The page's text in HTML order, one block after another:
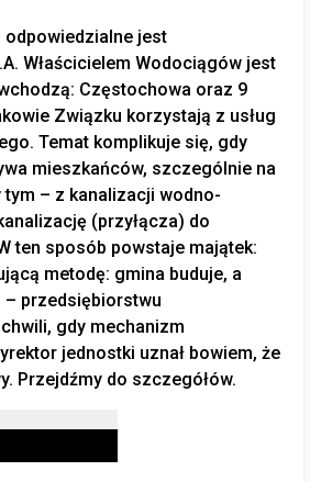
jest
Właścicielem Wodociągów jest
Częstochowa oraz 9
Związku korzystają z usług
Temat komplikuje się, gdy
mieszkańców, szczególnie na
– z kanalizacji wodno-
(przyłącza) do
ten sposób powstaje majątek:
metodę: gmina buduje, a
– przedsiębiorstwu
gdy mechanizm
jednostki uznał bowiem, że
Przejdźmy do szczegółów.